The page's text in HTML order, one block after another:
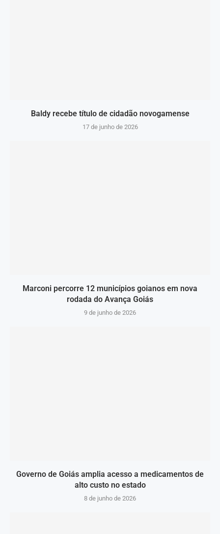
Baldy recebe título de cidadão novogamense
17 de junho de 2026
Marconi percorre 12 municípios goianos em nova
rodada do Avança Goiás
9 de junho de 2026
Governo de Goiás amplia acesso a medicamentos de
alto custo no estado
8 de junho de 2026